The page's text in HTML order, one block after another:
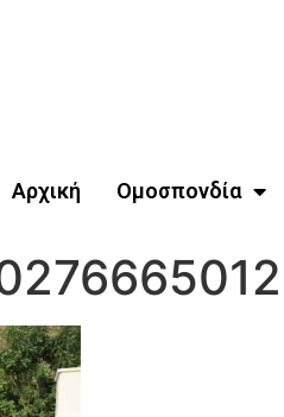
Αρχική Ομοσπονδία